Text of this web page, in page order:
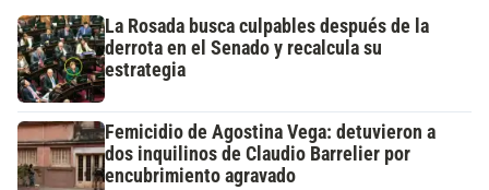
La Rosada busca culpables después de la
derrota en el Senado y recalcula su
estrategia
Femicidio de Agostina Vega: detuvieron a
dos inquilinos de Claudio Barrelier por
encubrimiento agravado